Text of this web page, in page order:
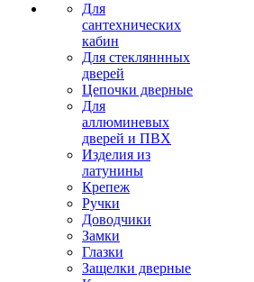
Для
сантехнических
кабин
Для стекляннных
дверей
Цепочки дверные
Для
аллюминевых
дверей и ПВХ
Изделия из
латунины
Крепеж
Ручки
Доводчики
Замки
Глазки
Защелки дверные